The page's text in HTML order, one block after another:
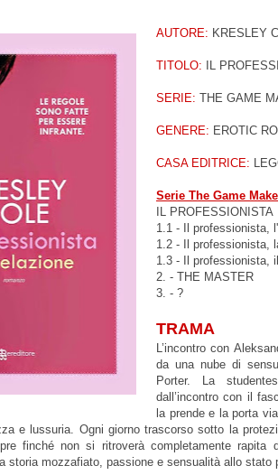
AUTORE: KRESLEY
TITOLO: IL
SERIE: THE GAME
GENERE: EROTIC
CASA EDITRICE:
Serie The Game
IL PROFESSIONISTA
1.1 - Il professionista,
1.2 - Il professionista,
1.3 - Il professionista,
2. - THE MASTER
3. - ?
TRAMA
L’incontro con
da una nube di
Porter. La
dall’incontro con il
la prende e la porta
e lussuria. Ogni giorno trascorso sotto la
finché non si ritroverà completamente rapita
storia mozzafiato, passione e sensualità allo stato